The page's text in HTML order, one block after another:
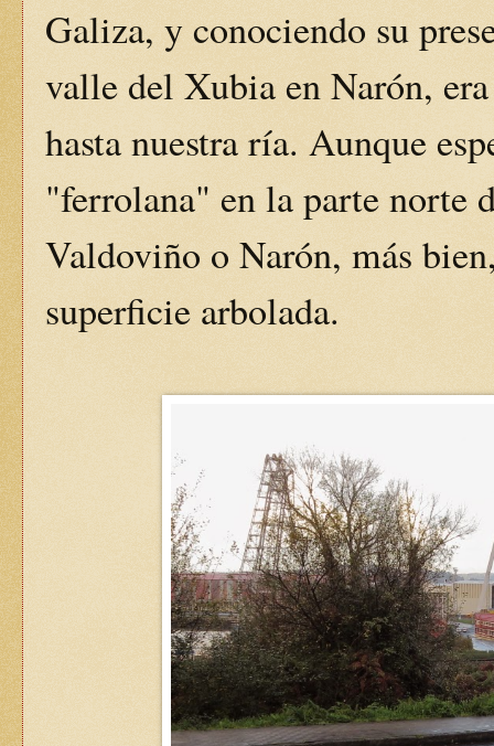
Galiza, y conociendo su
valle del Xubia en Narón,
hasta nuestra ría. Aunque
"ferrolana" en la parte norte
Valdoviño o Narón, más
superficie arbolada.